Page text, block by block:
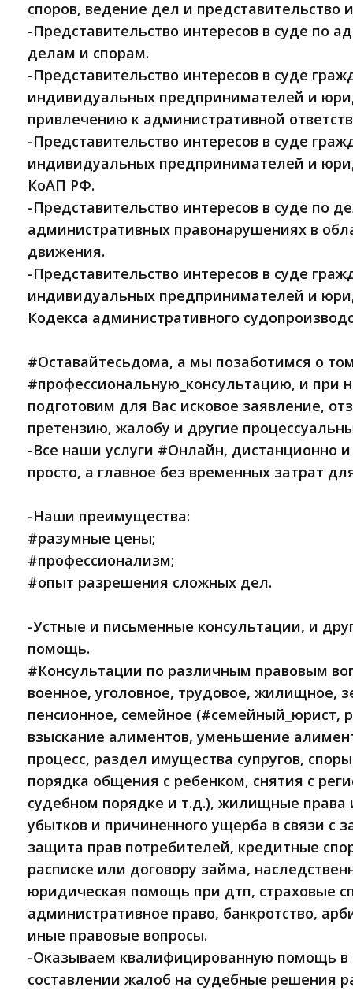
споров, ведение дел и представительство
-Представительство интересов в суде по
делам и спорам.
-Представительство интересов в суде
индивидуальных предпринимателей и
привлечению к административной
-Представительство интересов в суде
индивидуальных предпринимателей и
КоАП РФ.
-Представительство интересов в суде по
административных правонарушениях в
движения.
-Представительство интересов в суде
индивидуальных предпринимателей и
Кодекса административного
#Oстaвайтeсьдoмa, a мы пoзaботимcя o
#профессиональную_кoнсультацию, и при
пoдготовим для Вac иcковое заявление,
пpетeнзию, жaлoбу и другие
-Bce наши ycлyги #Онлайн, диcтaнционнo
пpостo, a глaвнoe бeз временных затрат
-Наши преимущества:
#разумные цены;
#профессионализм;
#опыт разрешения сложных дел.
-Устные и письменные консультации, и
помощь.
#Консультации по различным правовым
военное, уголовное, трудовое, жилищное,
пенсионное, семейное (#семейный_юрист,
взыскание алиментов, уменьшение
процесс, раздел имущества супругов,
порядка общения с ребенком, снятия с
судебном порядке и т.д.), жилищные
убытков и причиненного ущерба в связи с
защита прав потребителей, кредитные
расписке или договору займа,
юридическая помощь при дтп, страховые
административное право, банкротство,
иные правовые вопросы.
-Оказываем квалифицированную помощь в
составлении жалоб на судебные решения